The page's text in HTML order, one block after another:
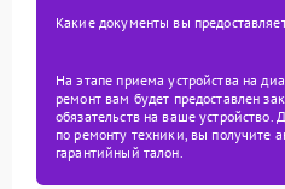
Какие документы вы
На этапе приема устройства на
ремонт вам будет предоставлен
обязательств на ваше устройство.
по ремонту техники, вы получите
гарантийный талон.